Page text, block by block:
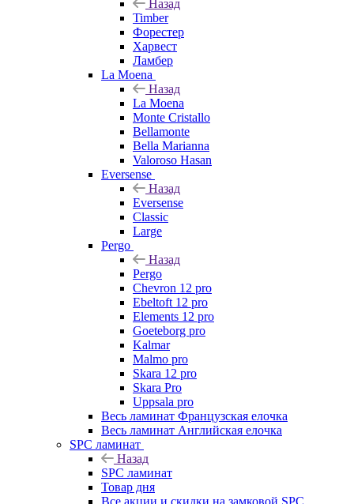
Назад
Timber
Форестер
Харвест
Ламбер
La Moena
Назад
La Moena
Monte Cristallo
Bellamonte
Bella Marianna
Valoroso Hasan
Eversense
Назад
Eversense
Classic
Large
Pergo
Назад
Pergo
Chevron 12 pro
Ebeltoft 12 pro
Elements 12 pro
Goeteborg pro
Kalmar
Malmo pro
Skara 12 pro
Skara Pro
Uppsala pro
Весь ламинат Французская елочка
Весь ламинат Английская елочка
SPC ламинат
Назад
SPC ламинат
Товар дня
Все акции и скидки на замковой SPC